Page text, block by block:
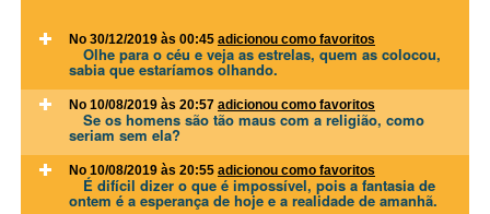
No 30/12/2019 às 00:45 adicionou como favoritos
Olhe para o céu e veja as estrelas, quem as colocou,
sabia que estaríamos olhando.
No 10/08/2019 às 20:57 adicionou como favoritos
Se os homens são tão maus com a religião, como
seriam sem ela?
No 10/08/2019 às 20:55 adicionou como favoritos
É difícil dizer o que é impossível, pois a fantasia de
ontem é a esperança de hoje e a realidade de amanhã.